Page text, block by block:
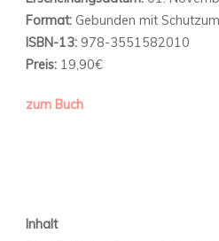
Format: Gebunden mit
ISBN-13: 978-3551582010
Preis: 19,90€
zum Buch
Inhalt